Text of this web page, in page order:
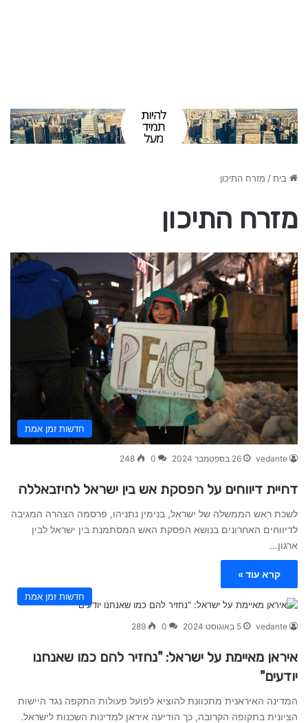
בית/ מזרח התיכון
מזרח התיכון
חדשות זמן אמת
vedante 26 בספטמבר 2024 0
248
דחיית דיווחים על הפסקת אש בין ישראל לחיזבאללה
לשכת ראש הממשלה של ישראל, בנימין נתניהו, פרסמה הצהרה המגיבה
לדיווחים האחרונים בנושא הפסקת האש המסתמנת בין ישראל לבין
ארגון…
קרא עוד »
חדשות זמן אמת
vedante 5 באוגוסט 2024 0
289
איראן מאיימת על ישראל: "נחזיר להם כמו שאנחנו
יודעים"
המדינה האיראנית מתכוונת להוציא לפועל פעולות התקפה נגד היישות
הציונית בתקופה הקרובה, כך הודיעה איראן למדינות השכנות לישראל.